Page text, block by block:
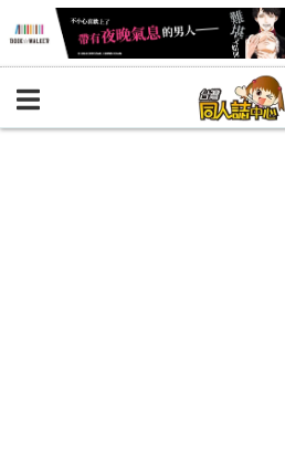
BOOKY書集倉庫